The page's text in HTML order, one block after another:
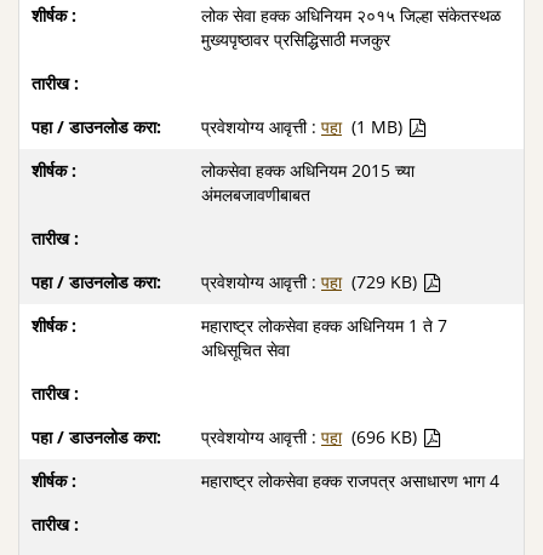
लोक सेवा हक्‍क अधिनियम २०१५ जिल्हा संकेतस्थळ
मुख्यपृष्ठावर प्रसिद्धिसाठी मजकुर
प्रवेशयोग्य आवृत्ती : पहा (1 MB)
लोकसेवा हक्क अधिनियम 2015 च्या
अंमलबजावणीबाबत
प्रवेशयोग्य आवृत्ती : पहा (729 KB)
महाराष्ट्र लोकसेवा हक्क अधिनियम 1 ते 7
अधिसूचित सेवा
प्रवेशयोग्य आवृत्ती : पहा (696 KB)
महाराष्ट्र लोकसेवा हक्क राजपत्र असाधारण भाग 4